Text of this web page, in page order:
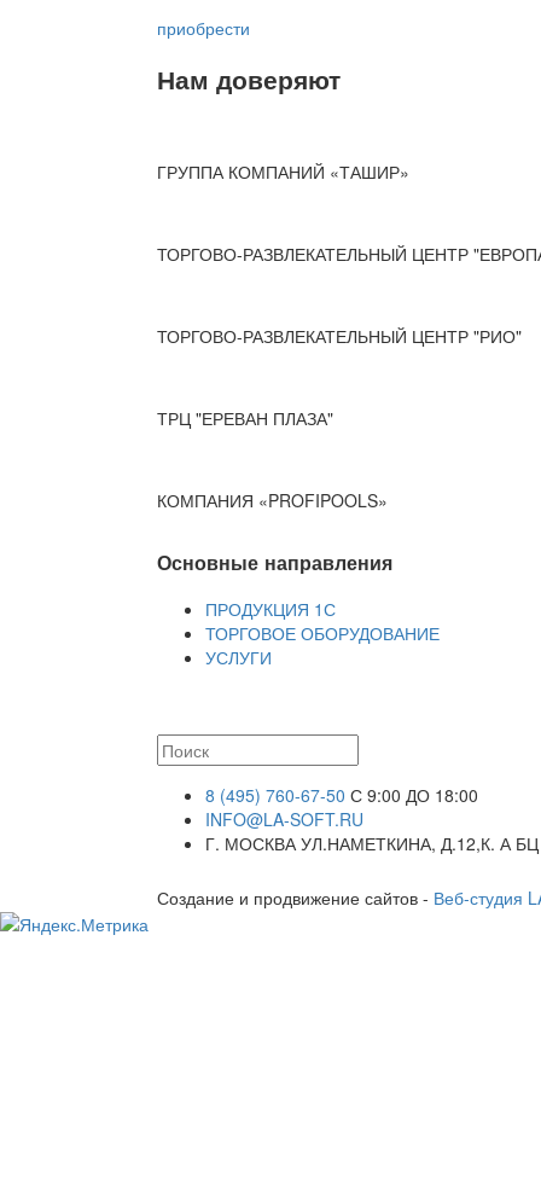
приобрести
Нам доверяют
ГРУППА КОМПАНИЙ «ТАШИР»
ТОРГОВО-РАЗВЛЕКАТЕЛЬНЫЙ ЦЕНТР
ТОРГОВО-РАЗВЛЕКАТЕЛЬНЫЙ ЦЕНТР "РИО"
ТРЦ "ЕРЕВАН ПЛАЗА"
КОМПАНИЯ «PROFIPOOLS»
Основные направления
ПРОДУКЦИЯ 1С
ТОРГОВОЕ ОБОРУДОВАНИЕ
УСЛУГИ
8 (495) 760-67-50 С 9:00 ДО 18:00
INFO@LA-SOFT.RU
Г. МОСКВА УЛ.НАМЕТКИНА, Д.12,К. А
Создание и продвижение сайтов - Веб-студия